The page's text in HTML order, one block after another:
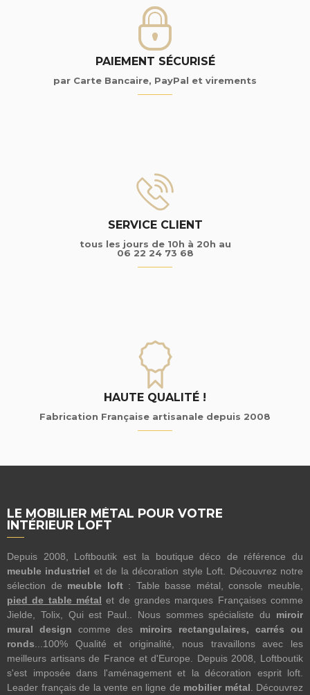
PAIEMENT SÉCURISÉ
par Carte Bancaire, PayPal et virements
SERVICE CLIENT
tous les jours de 10h à 20h au
06 22 24 73 68
HAUTE QUALITÉ !
Fabrication Française artisanale depuis 2008
LE MOBILIER MÉTAL POUR VOTRE
INTÉRIEUR LOFT
Depuis 2008, Loftboutik est la boutique déco de référence du
meuble industriel et de la décoration style Loft. Découvrez notre
sélection de meuble loft: Table basse métal, console meuble,
pied de table métal et de grandes marques Françaises comme
Jielde, Tolix, Qui est Paul.. Nous sommes spécialiste du miroir
mural design comme des miroirs rectangulaires, carrés ou
ronds ...100% Qualité et originalité, nous travaillons avec les
meilleurs artisans de France et d'Europe. Depuis 2008, Loftboutik
s'est imposée dans l'aménagement et la décoration esprit loft.
Leader français de la vente en ligne de mobilier métal . Découvrez